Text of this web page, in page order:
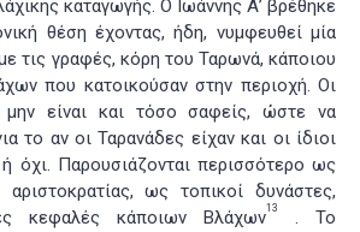
καταγωγής. Ο Ιωάννης Α’ βρέθηκε
θέση έχοντας, ήδη, νυμφευθεί μία
τις γραφές, κόρη του Ταρωνά, κάποιου
που κατοικούσαν στην περιοχή. Οι
μην είναι και τόσο σαφείς, ώστε να
το αν οι Ταρανάδες είχαν και οι ίδιοι
όχι. Παρουσιάζονται περισσότερο ως
ως τοπικοί δυνάστες,
κεφαλές κάποιων Βλάχων13
. Το